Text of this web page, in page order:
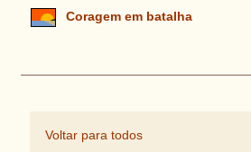
Coragem em batalha
Voltar para todos